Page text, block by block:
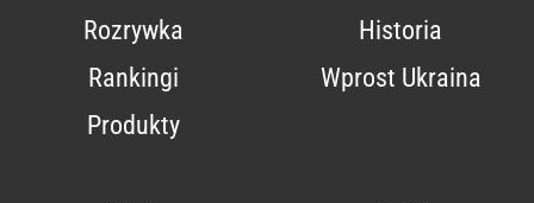
Rozrywka
Historia
Rankingi
Wprost Ukraina
Produkty